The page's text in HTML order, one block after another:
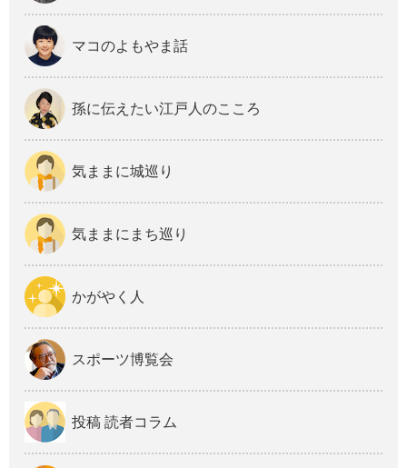
マコのよもやま話
孫に伝えたい江戸人のこころ
気ままに城巡り
気ままにまち巡り
かがやく人
スポーツ博覧会
投稿 読者コラム